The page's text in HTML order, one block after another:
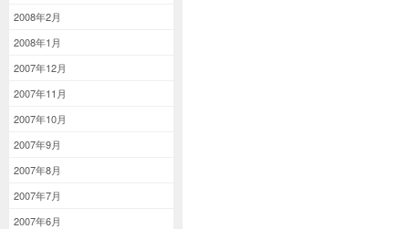
2008年2月
2008年1月
2007年12月
2007年11月
2007年10月
2007年9月
2007年8月
2007年7月
2007年6月